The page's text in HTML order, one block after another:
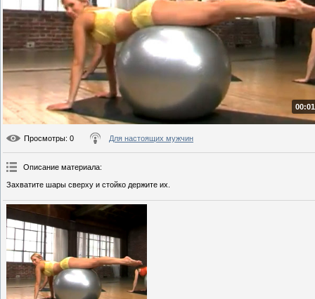
Просмотры: 0 Для настоящих мужчин
Описание материала:
Захватите шары сверху и стойко держите их.